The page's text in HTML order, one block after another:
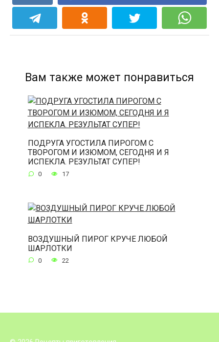
Вам также может понравиться
ПОДРУГА УГОСТИЛА ПИРОГОМ С
ТВОРОГОМ И ИЗЮМОМ, СЕГОДНЯ И Я
ИСПЕКЛА. РЕЗУЛЬТАТ СУПЕР!
0 17
ВОЗДУШНЫЙ ПИРОГ КРУЧЕ ЛЮБОЙ
ШАРЛОТКИ
0 22